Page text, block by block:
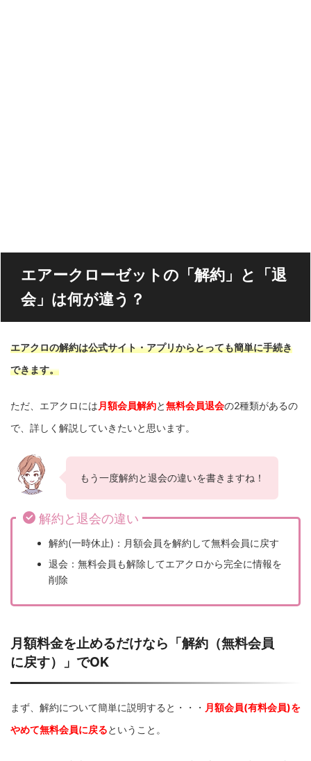
エアークローゼットの「解約」と「退
会」は何が違う？
エアクロの解約は公式サイト・アプリからとっても簡単に手続き
できます。
ただ、エアクロには 月額会員解約と無料会員退会の2種類があるの
で、詳しく解説していきたいと思います。
もう一度解約と退会の違いを書きますね！
解約と退会の違い
解約(一時休止)：月額会員を解約して無料会員に戻す
退会：無料会員も解除してエアクロから完全に情報を
削除
月額料金を止めるだけなら「解約（無料会員
に戻す）」でOK
まず、解約について簡単に説明すると・・・ 月額会員(有料会員)を
やめて無料会員に戻るということ。